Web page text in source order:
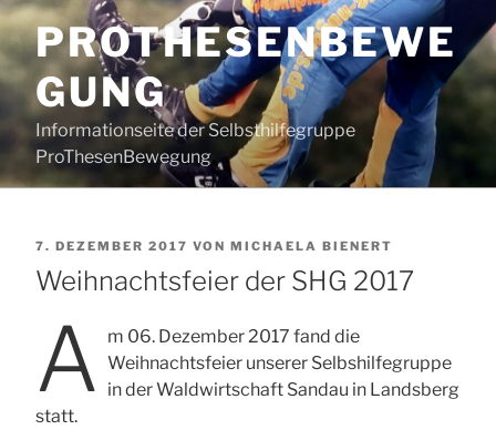
Zum
Inhalt
springenPROTHESENBEWE
GUNG
Informationseite der Selbsthilfegruppe
ProThesenBewegung
VERÖFFENTLICHT
AM
7. DEZEMBER 2017 VON MICHAELA BIENERT
Weihnachtsfeier der SHG 2017
A
m 06. Dezember 2017 fand die
Weihnachtsfeier unserer Selbshilfegruppe
in der Waldwirtschaft Sandau in Landsberg
statt.